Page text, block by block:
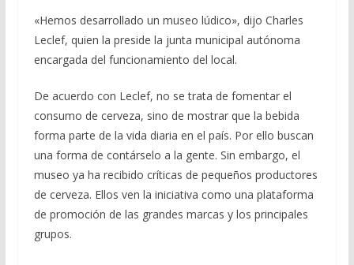
«Hemos desarrollado un museo lúdico», dijo Charles
Leclef, quien la preside la junta municipal autónoma
encargada del funcionamiento del local.
De acuerdo con Leclef, no se trata de fomentar el
consumo de cerveza, sino de mostrar que la bebida
forma parte de la vida diaria en el país. Por ello buscan
una forma de contárselo a la gente. Sin embargo, el
museo ya ha recibido críticas de pequeños productores
de cerveza. Ellos ven la iniciativa como una plataforma
de promoción de las grandes marcas y los principales
grupos.